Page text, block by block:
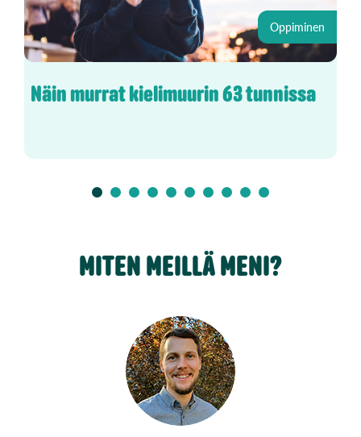
Oppiminen
Näin murrat kielimuurin 63 tunnissa
MITEN MEILLÄ MENI?